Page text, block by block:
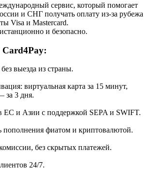
сервис, который помогает
и СНГ получать оплату из-за рубежа
Visa и Mastercard.
и безопасно.
выезда из страны.
виртуальная карта за 15 минут,
за 3 дня.
ЕС и Азии с поддержкой SEPA и SWIFT.
пополнения фиатом и криптовалютой.
без скрытых платежей.
24/7.